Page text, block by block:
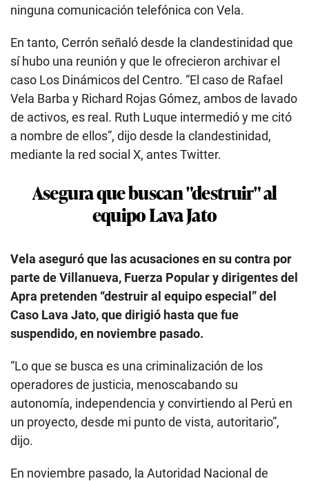
ninguna comunicación telefónica con Vela.
En tanto, Cerrón señaló desde la clandestinidad que
sí hubo una reunión y que le ofrecieron archivar el
caso Los Dinámicos del Centro. “El caso de Rafael
Vela Barba y Richard Rojas Gómez, ambos de lavado
de activos, es real. Ruth Luque intermedió y me citó
a nombre de ellos”, dijo desde la clandestinidad,
mediante la red social X, antes Twitter.
Asegura que buscan "destruir" al
equipo Lava Jato
Vela aseguró que las acusaciones en su contra por
parte de Villanueva, Fuerza Popular y dirigentes del
Apra pretenden “destruir al equipo especial” del
Caso Lava Jato, que dirigió hasta que fue
suspendido, en noviembre pasado.
“Lo que se busca es una criminalización de los
operadores de justicia, menoscabando su
autonomía, independencia y convirtiendo al Perú en
un proyecto, desde mi punto de vista, autoritario”,
dijo.
En noviembre pasado, la Autoridad Nacional de